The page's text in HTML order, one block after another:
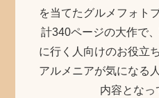
を当てたグルメフォト
計340ページの大作で
に行く人向けのお役立
アルメニアが気になる
内容となっ